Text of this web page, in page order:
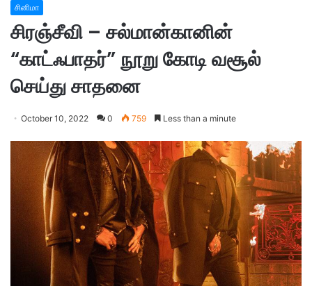
சினிமா
சிரஞ்சீவி – சல்மான்கானின்
“காட்ஃபாதர்” நூறு கோடி வசூல்
செய்து சாதனை
October 10, 2022 0 759 Less than a minute